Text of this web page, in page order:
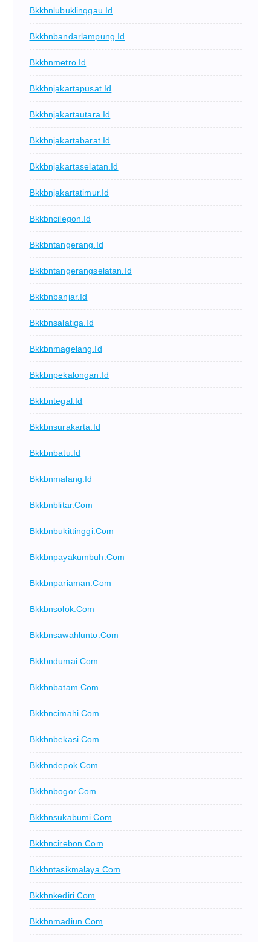
Bkkbnlubuklinggau.id
Bkkbnbandarlampung.id
Bkkbnmetro.id
Bkkbnjakartapusat.id
Bkkbnjakartautara.id
Bkkbnjakartabarat.id
Bkkbnjakartaselatan.id
Bkkbnjakartatimur.id
Bkkbncilegon.id
Bkkbntangerang.id
Bkkbntangerangselatan.id
Bkkbnbanjar.id
Bkkbnsalatiga.id
Bkkbnmagelang.id
Bkkbnpekalongan.id
Bkkbntegal.id
Bkkbnsurakarta.id
Bkkbnbatu.id
Bkkbnmalang.id
Bkkbnblitar.com
Bkkbnbukittinggi.com
Bkkbnpayakumbuh.com
Bkkbnpariaman.com
Bkkbnsolok.com
Bkkbnsawahlunto.com
Bkkbndumai.com
Bkkbnbatam.com
Bkkbncimahi.com
Bkkbnbekasi.com
Bkkbndepok.com
Bkkbnbogor.com
Bkkbnsukabumi.com
Bkkbncirebon.com
Bkkbntasikmalaya.com
Bkkbnkediri.com
Bkkbnmadiun.com